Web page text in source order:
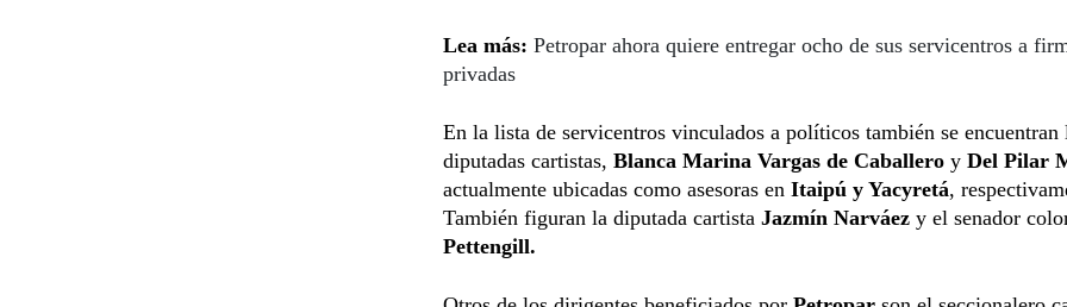
Lea más: Petropar ahora quiere entregar ocho de sus servicentros a
privadas
En la lista de servicentros vinculados a políticos también se encuentran
diputadas cartistas, Blanca Marina Vargas de Caballero y Del Pilar
actualmente ubicadas como asesoras en Itaipú y Yacyretá,
También figuran la diputada cartista Jazmín Narváez y el senador
Pettengill.